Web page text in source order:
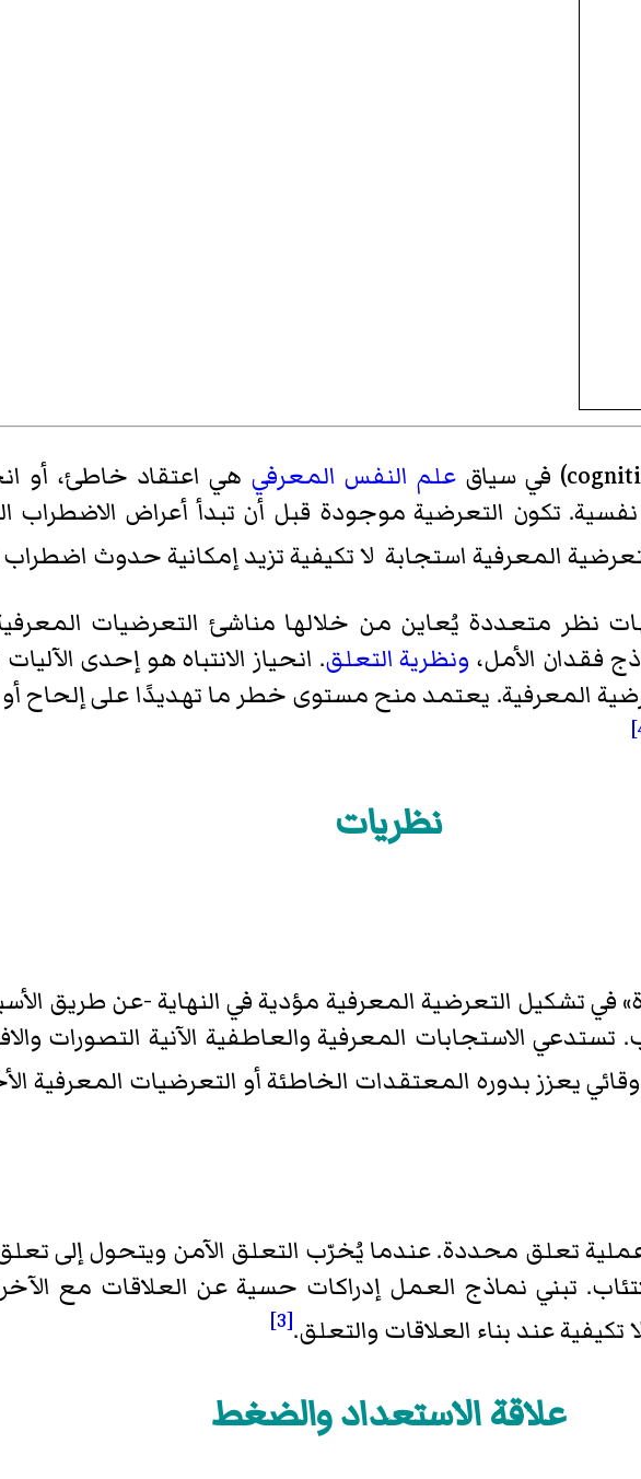
)‏ في سياقعلم النفس المعرفي هي اعتقاد خاطئ، أو
تكون التعرضية موجودة قبل أن تبدأ أعراض الاضطراب
المعرفية استجابة لا تكيفية تزيد إمكانية حدوث
نظر متعددة يُعاين من خلالها مناشئ التعرضيات
فقدان الأمل، ونظرية التعلق. انحياز الانتباه هو إحدى
المعرفية. يعتمد منح مستوى خطر ما تهديدًا على إلحاح أو
نظريات
في تشكيل التعرضية المعرفية مؤدية في النهاية -عن طريق
تستدعي الاستجابات المعرفية والعاطفية الآنية التصورات
يعزز بدوره المعتقدات الخاطئة أو التعرضيات المعرفية
تعلق محددة. عندما يُخرّب التعلق الآمن ويتحول إلى تعلق
تبني نماذج العمل إدراكات حسية عن العلاقات مع
عند بناء العلاقات والتعلق.[3]
علاقة الاستعداد والضغط